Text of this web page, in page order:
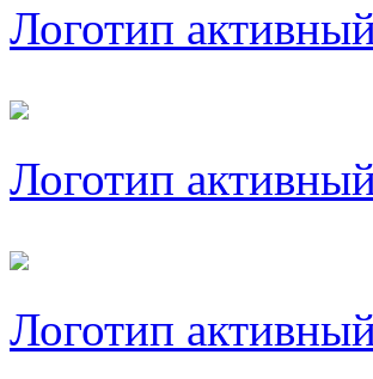
Логотип
Логотип
Логотип